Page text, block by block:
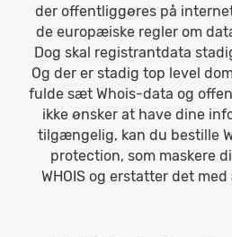
der offentliggøres på
de europæiske regler om
Dog skal registrantdata
Og der er stadig top level
fulde sæt Whois-data og
ikke ønsker at have dine
tilgængelig, kan du bestille
protection, som maskere
WHOIS og erstatter det